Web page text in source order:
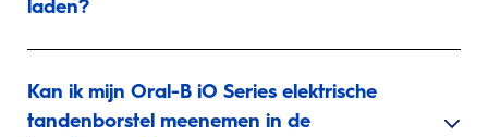
laden?
Kan ik mijn Oral-B iO Series elektrische
tandenborstel meenemen in de